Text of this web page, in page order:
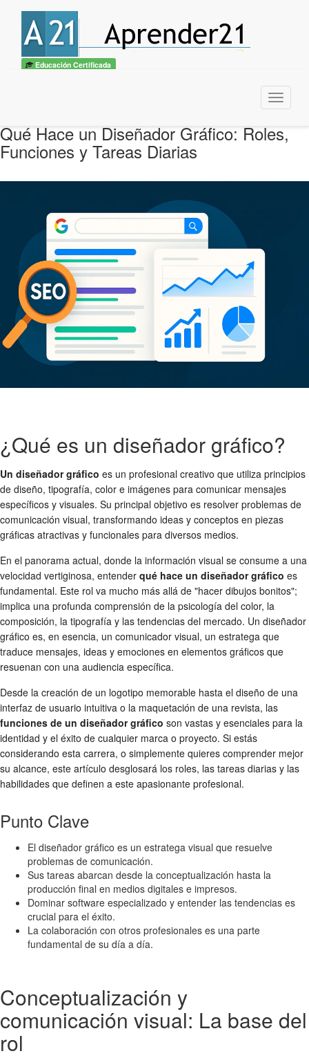
Educación Certificada
Menu
Qué Hace un Diseñador Gráfico: Roles,
Funciones y Tareas Diarias
¿Qué es un diseñador gráfico?
Un diseñador gráfico es un profesional creativo que utiliza principios
de diseño, tipografía, color e imágenes para comunicar mensajes
específicos y visuales. Su principal objetivo es resolver problemas de
comunicación visual, transformando ideas y conceptos en piezas
gráficas atractivas y funcionales para diversos medios.
En el panorama actual, donde la información visual se consume a una
velocidad vertiginosa, entender qué hace un diseñador gráfico es
fundamental. Este rol va mucho más allá de "hacer dibujos bonitos";
implica una profunda comprensión de la psicología del color, la
composición, la tipografía y las tendencias del mercado. Un diseñador
gráfico es, en esencia, un comunicador visual, un estratega que
traduce mensajes, ideas y emociones en elementos gráficos que
resuenan con una audiencia específica.
Desde la creación de un logotipo memorable hasta el diseño de una
interfaz de usuario intuitiva o la maquetación de una revista, las
funciones de un diseñador gráfico son vastas y esenciales para la
identidad y el éxito de cualquier marca o proyecto. Si estás
considerando esta carrera, o simplemente quieres comprender mejor
su alcance, este artículo desglosará los roles, las tareas diarias y las
habilidades que definen a este apasionante profesional.
Punto Clave
El diseñador gráfico es un estratega visual que resuelve
problemas de comunicación.
Sus tareas abarcan desde la conceptualización hasta la
producción final en medios digitales e impresos.
Dominar software especializado y entender las tendencias es
crucial para el éxito.
La colaboración con otros profesionales es una parte
fundamental de su día a día.
Conceptualización y
comunicación visual: La base del
rol